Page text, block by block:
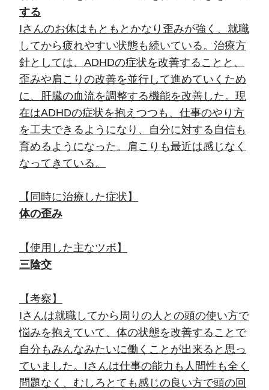
する
Iさんのお体はもともとかなり歪みが強く、就職
してから疲れやすい状態も続いている。治療方
針としては、ADHDの症状を改善することと、
歪みや肩こりの改善を並行して進めていくため
に、肝臓の血流を調整する機能を改善した。現
在はADHDの症状を抱えつつも、仕事のやり方
を工夫できるようになり、自分に対する自信も
育めるようになった。肩こりも最近は感じなく
なってきている。
【同時に治療した症状】
体の歪み
【使用した主なツボ】
三陰交
【考察】
Iさんは就職してから周りの人との頭の使い方で
悩みを抱えていて、体の状態を改善することで
自分もみんなみたいに働くことが出来ると思っ
ていました。Iさんは仕事の能力も人間性も全く
問題なく、むしろとても感じの良い方で頭の回